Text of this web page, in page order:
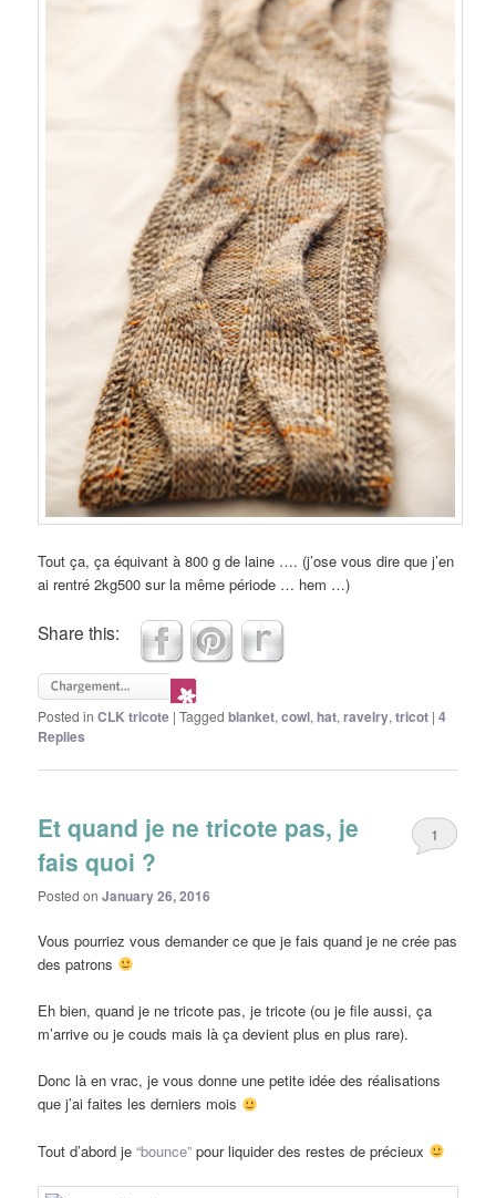
Tout ça, ça équivant à 800 g de laine …. (j’ose vous dire que j’en
ai rentré 2kg500 sur la même période … hem …)
Share this:
Posted in CLK tricote |Tagged blanket,cowl,hat,ravelry,tricot |4
Replies
Et quand je ne tricote pas, je
fais quoi ?
Posted onJanuary 26, 2016
1
Vous pourriez vous demander ce que je fais quand je ne crée pas
des patrons
Eh bien, quand je ne tricote pas, je tricote (ou je file aussi, ça
m’arrive ou je couds mais là ça devient plus en plus rare).
Donc là en vrac, je vous donne une petite idée des réalisations
que j’ai faites les derniers mois
Tout d’abord je“bounce” pour liquider des restes de précieux